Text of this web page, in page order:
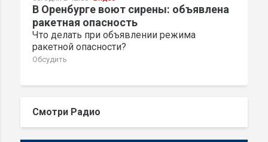
В Оренбурге воют сирены: объявлена
ракетная опасность
Что делать при объявлении режима
ракетной опасности?
Обсудить
Смотри Радио